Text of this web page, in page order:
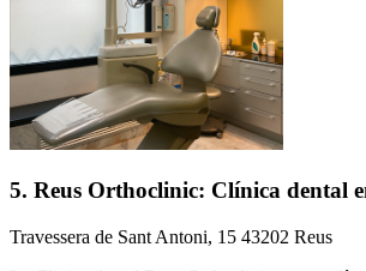
5. Reus Orthoclinic: Clínica dental
Travessera de Sant Antoni, 15 43202 Reus